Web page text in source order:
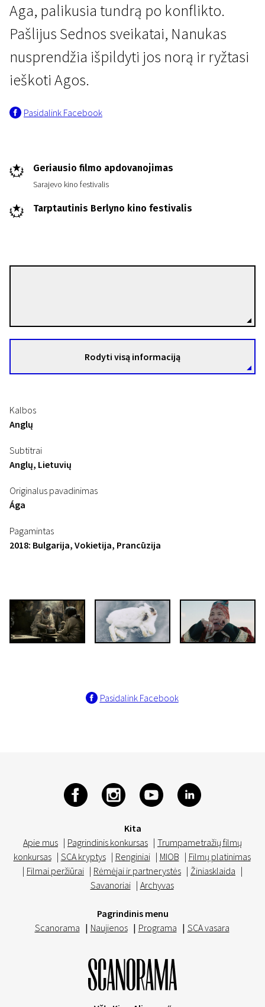
Kertant Europą
Moteris, vyras ir šuo
Aga, palikusia tundrą po konflikto.
Pašlijus Sednos sveikatai, Nanukas
nusprendžia išpildyti jos norą ir ryžtasi
ieškoti Agos.
Pasidalink Facebook
Geriausio filmo apdovanojimas
Sarajevo kino festivalis
Tarptautinis Berlyno kino festivalis
Rodyti visą informaciją
Kalbos
Anglų
Subtitrai
Anglų, Lietuvių
Originalus pavadinimas
Ága
Pagamintas
2018: Bulgarija, Vokietija, Prancūzija
Pasidalink Facebook
Kita
Apie mus | Pagrindinis konkursas | Trumpametražių filmų
konkursas | SCA kryptys | Renginiai | MIOB | Filmų platinimas
| Filmai peržiūrai | Rėmėjai ir partnerystės | Žiniasklaida |
Savanoriai | Archyvas
Pagrindinis menu
Scanorama | Naujienos | Programa | SCA vasara